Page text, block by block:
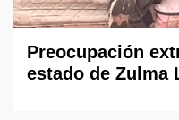
Preocupación
estado de Zulma